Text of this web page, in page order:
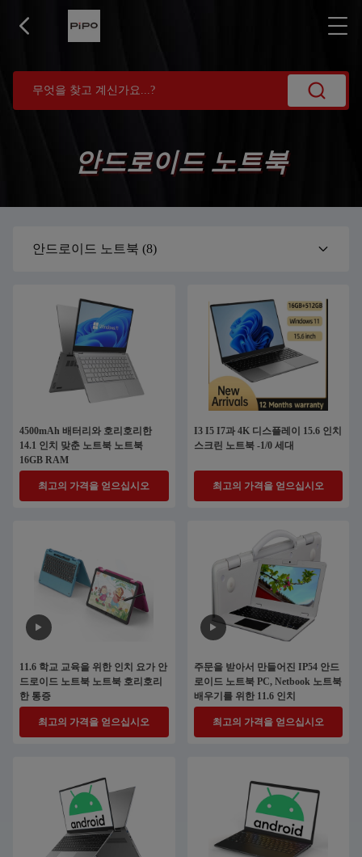
안드로이드 노트북
안드로이드 노트북 (8)
4500mAh 배터리와 호리호리한
14.1 인치 맞춘 노트북 노트북
16GB RAM
최고의 가격을 얻으십시오
I3 I5 I7과 4K 디스플레이 15.6 인치
스크린 노트북 -1/0 세대
최고의 가격을 얻으십시오
11.6 학교 교육을 위한 인치 요가 안
드로이드 노트북 노트북 호리호리
한 통증
최고의 가격을 얻으십시오
주문을 받아서 만들어진 IP54 안드
로이드 노트북 PC, Netbook 노트북
배우기를 위한 11.6 인치
최고의 가격을 얻으십시오